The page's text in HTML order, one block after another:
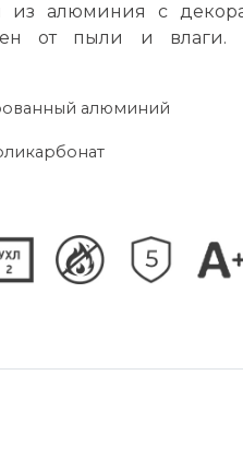
из алюминия с
от пыли и влаги.
алюминий